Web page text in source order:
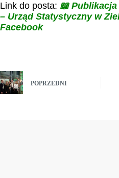
Link do posta: 📖
– Urząd Statystyczny w
Facebook
POPRZEDNI